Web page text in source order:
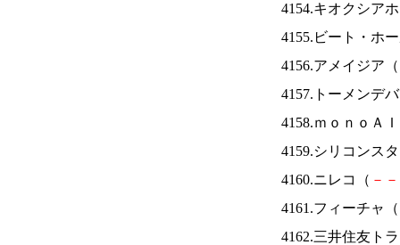
4154.キオクシア
4155.ビート・ホ
4156.アメイジア（
4157.トーメンデ
4158.ｍｏｎｏＡ
4159.シリコンス
4160.ニレコ（ － －
4161.フィーチャ（
4162.三井住友ト